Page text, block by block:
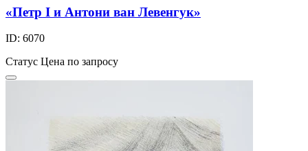
«Петр I и Антони ван Левенгук»
ID: 6070
Статус Цена по запросу